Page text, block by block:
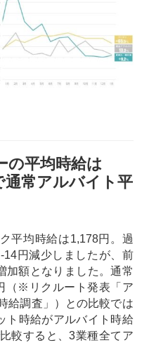
の平均時給は
通常アルバイト平
平均時給は1,178円。過
円減少しましたが、前
加額となりました。通常
（※リクルート発表「ア
給調査」）との比較では
ト時給がアルバイト時給
較すると、3業種全てア